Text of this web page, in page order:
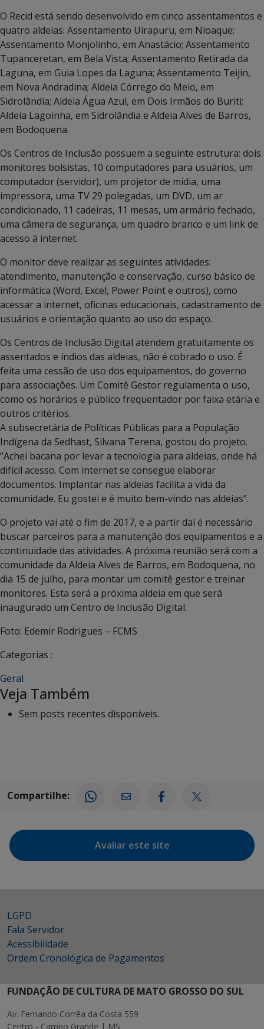
O Recid está sendo desenvolvido em cinco assentamentos e
quatro aldeias: Assentamento Uirapuru, em Nioaque;
Assentamento Monjolinho, em Anastácio; Assentamento
Tupanceretan, em Bela Vista; Assentamento Retirada da
Laguna, em Guia Lopes da Laguna; Assentamento Teijin,
em Nova Andradina; Aldeia Córrego do Meio, em
Sidrolândia; Aldeia Água Azul, em Dois Irmãos do Buriti;
Aldeia Lagoinha, em Sidrolândia e Aldeia Alves de Barros,
em Bodoquena.
Os Centros de Inclusão possuem a seguinte estrutura: dois
monitores bolsistas, 10 computadores para usuários, um
computador (servidor), um projetor de mídia, uma
impressora, uma TV 29 polegadas, um DVD, um ar
condicionado, 11 cadeiras, 11 mesas, um armário fechado,
uma câmera de segurança, um quadro branco e um link de
acesso à internet.
O monitor deve realizar as seguintes atividades:
atendimento, manutenção e conservação, curso básico de
informática (Word, Excel, Power Point e outros), como
acessar a internet, oficinas educacionais, cadastramento de
usuários e orientação quanto ao uso do espaço.
Os Centros de Inclusão Digital atendem gratuitamente os
assentados e índios das aldeias, não é cobrado o uso. É
feita uma cessão de uso dos equipamentos, do governo
para associações. Um Comitê Gestor regulamenta o uso,
como os horários e público frequentador por faixa etária e
outros critérios.
A subsecretária de Políticas Públicas para a População
Indígena da Sedhast, Silvana Terena, gostou do projeto.
“Achei bacana por levar a tecnologia para aldeias, onde há
difícil acesso. Com internet se consegue elaborar
documentos. Implantar nas aldeias facilita a vida da
comunidade. Eu gostei e é muito bem-vindo nas aldeias”.
O projeto vai até o fim de 2017, e a partir daí é necessário
buscar parceiros para a manutenção dos equipamentos e a
continuidade das atividades. A próxima reunião será com a
comunidade da Aldeia Alves de Barros, em Bodoquena, no
dia 15 de julho, para montar um comitê gestor e treinar
monitores. Esta será a próxima aldeia em que será
inaugurado um Centro de Inclusão Digital.
Foto: Edemir Rodrigues – FCMS
Categorias :
Geral
Veja Também
Sem posts recentes disponíveis.
Compartilhe:
Avaliar este site
LGPD
Fala Servidor
Acessibilidade
Ordem Cronológica de Pagamentos
FUNDAÇÃO DE CULTURA DE MATO GROSSO DO SUL
Av. Fernando Corrêa da Costa 559
Centro - Campo Grande | MS